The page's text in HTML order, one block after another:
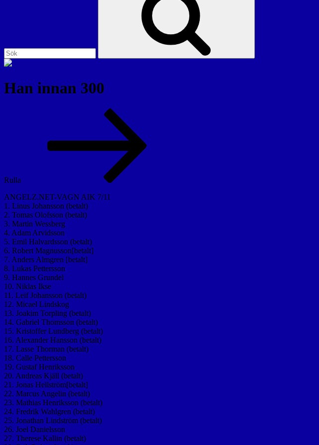
Han innan 300
Rulla
ANGELZ.NET-VAGN AIK 7/11
1. Linus Johansson (betalt)
2. Tomas Olofsson (betalt)
3. Martin Wessberg
4. Adam Arvidsson
5. Emil Halvardsson (betalt)
6. Robert Magnusson[betalt]
7. Anders Almgren [betalt]
8. Lukas Pettersson
9. Hannes Grundel
10. Niklas Ikse
11. Leif Johansson (betalt)
12. Micael Lindskog
13. Joakim Torpling (betalt)
14. Gabriel Thomsson (betalt)
15. Kristoffer Lundberg (betalt)
16. Alexander Hansson (betalt)
17. Lasse Thorman (betalt)
18. Calle Pettersson
19. Gustaf Henriksson
20. Andreas Kjäll (betalt)
21. Jonas Hellström[betalt]
22. Marcus Angelin (betalt)
23. Mathias Henriksson (betalt)
24. Fredrik Wahlgren (betalt)
25. Jonathan Lindström (betalt)
26. Joel Danielsson
27. Therese Kallin (betalt)